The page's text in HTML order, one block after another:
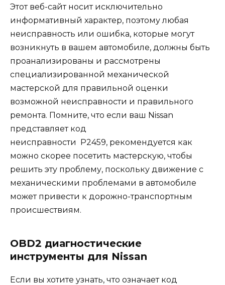
Этот веб-сайт носит исключительно
информативный характер, поэтому любая
неисправность или ошибка, которые могут
возникнуть в вашем автомобиле, должны быть
проанализированы и рассмотрены
специализированной механической
мастерской для правильной оценки
возможной неисправности и правильного
ремонта. Помните, что если ваш Nissan
представляет код
неисправности P2459, рекомендуется как
можно скорее посетить мастерскую, чтобы
решить эту проблему, поскольку движение с
механическими проблемами в автомобиле
может привести к дорожно-транспортным
происшествиям.
OBD2 диагностические
инструменты для Nissan
Если вы хотите узнать, что означает код